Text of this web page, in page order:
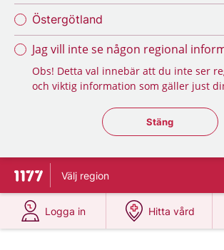
Östergötland
Jag vill inte se någon regional
Obs! Detta val innebär att du inte ser
och viktig information som gäller just
Stäng
Stäng
Till startsidan för 1177
Välj region
Logga in
på 1177.se
Hitta vård
på 1177.se